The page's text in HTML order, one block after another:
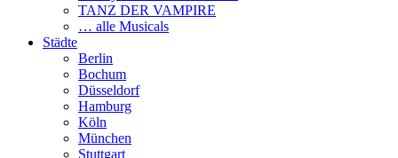
TANZ DER VAMPIRE
… alle Musicals
Städte
Berlin
Bochum
Düsseldorf
Hamburg
Köln
München
Stuttgart